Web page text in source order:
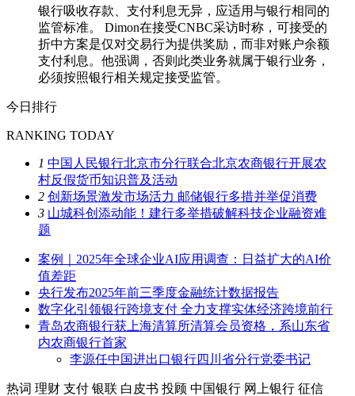
银行吸收存款、支付利息无异，应适用与银行相同的
监管标准。 Dimon在接受CNBC采访时称，可接受的
折中方案是仅对交易行为提供奖励，而非对账户余额
支付利息。他强调，否则此类业务就属于银行业务，
必须按照银行相关规定接受监管。
今日排行
RANKING TODAY
1 中国人民银行北京市分行联合北京农商银行开展农
村反假货币知识普及活动
2 创新场景激发市场活力 邮储银行多措并举促消费
3 山城科创添动能！建行多举措破解科技企业融资难
题
案例｜2025年全球企业AI应用调查：日益扩大的AI价
值差距
央行发布2025年前三季度金融统计数据报告
数字化引领银行跨境支付 全力支撑实体经济跨境前行
青岛农商银行获上海清算所清算会员资格，系山东省
内农商银行首家
李源任中国进出口银行四川省分行党委书记
热词 理财 支付 银联 白皮书 投顾 中国银行 网上银行 征信